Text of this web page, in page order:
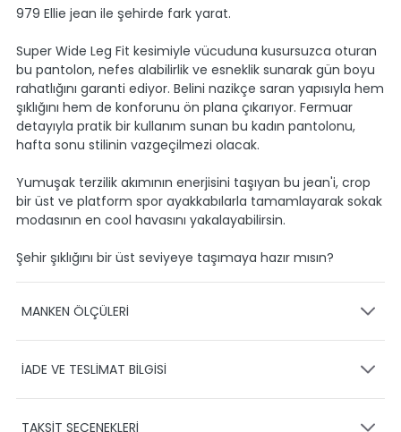
979 Ellie jean ile şehirde fark yarat.
Super Wide Leg Fit kesimiyle vücuduna kusursuzca oturan
bu pantolon, nefes alabilirlik ve esneklik sunarak gün boyu
rahatlığını garanti ediyor. Belini nazikçe saran yapısıyla hem
şıklığını hem de konforunu ön plana çıkarıyor. Fermuar
detayıyla pratik bir kullanım sunan bu kadın pantolonu,
hafta sonu stilinin vazgeçilmezi olacak.
Yumuşak terzilik akımının enerjisini taşıyan bu jean'i, crop
bir üst ve platform spor ayakkabılarla tamamlayarak sokak
modasının en cool havasını yakalayabilirsin.
Şehir şıklığını bir üst seviyeye taşımaya hazır mısın?
MANKEN ÖLÇÜLERİ
Model Bel:60
Model Gögüs:81
Model Boy:175
Model Kalça:90
İADE VE TESLİMAT BİLGİSİ
TAKSİT SEÇENEKLERİ